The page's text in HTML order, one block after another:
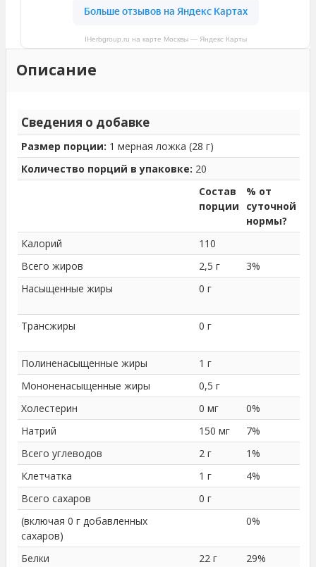
IHerbgroup.ru на карте Москвы — Яндекс Карты
Описание
Сведения о добавке
Размер порции: 1 мерная ложка (28 г)
Количество порций в упаковке: 20
Состав
порции
% от
суточной
нормы?
Калорий
110
Всего жиров
2,5 г
3%
Насыщенные жиры
0 г
Трансжиры 0 г
Полиненасыщенные жиры
1 г
Мононенасыщенные жиры
0,5 г
Холестерин
0 мг
0%
Натрий
150 мг
7%
Всего углеводов
2 г
1%
Клетчатка
1 г
4%
Всего сахаров
0 г
(включая 0 г добавленных
сахаров)
0%
Белки 22 г
29%